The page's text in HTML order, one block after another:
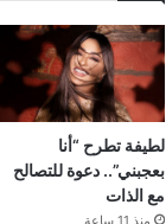
لطيفة تطرح “أنا
بعجبني”.. دعوة للتصالح
مع الذات
منذ 11 ساعة